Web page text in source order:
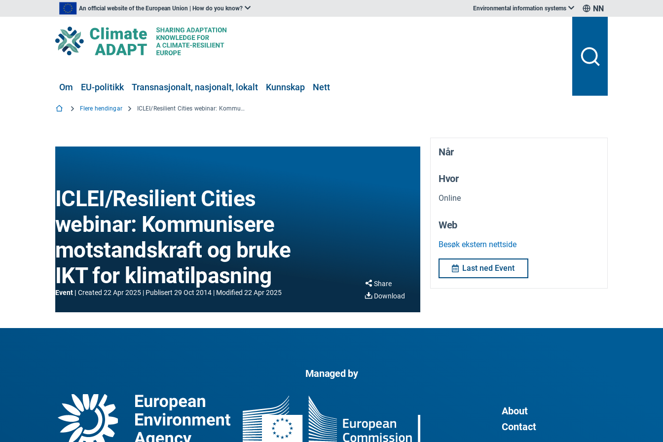
An official website of the European Union | How do you know? Environmental information systems NN
Om EU-politikk Transnasjonalt, nasjonalt, lokalt Kunnskap Nett
Flere hendingar ICLEI/Resilient Cities webinar: Kommunisere motstandskraft og bruke IKT for klimatilpasning
ICLEI/Resilient Cities
webinar: Kommunisere
motstandskraft og bruke
IKT for klimatilpasning
Event Created 22 Apr 2025 Publisert 29 Oct 2014 Modified 22 Apr 2025
Share
Download
Når
Hvor
Online
Web
Besøk ekstern nettside
Last ned Event
Managed by
About
Contact